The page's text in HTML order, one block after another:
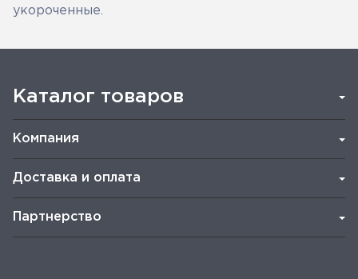
укороченные.
Каталог товаров
Компания
Доставка и оплата
Партнерство